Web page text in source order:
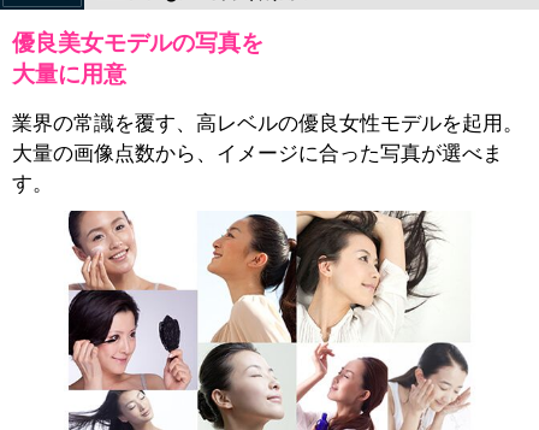
優良美女モデルの写真を
大量に用意
業界の常識を覆す、高レベルの優良女性モデルを起用。
大量の画像点数から、イメージに合った写真が選べま
す。